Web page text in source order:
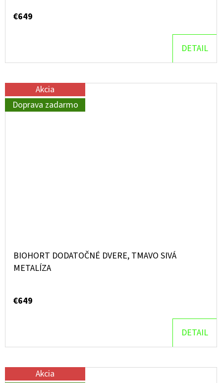
€649
DETAIL
Akcia
Doprava zadarmo
BIOHORT DODATOČNÉ DVERE, TMAVO SIVÁ
METALÍZA
€649
DETAIL
Akcia